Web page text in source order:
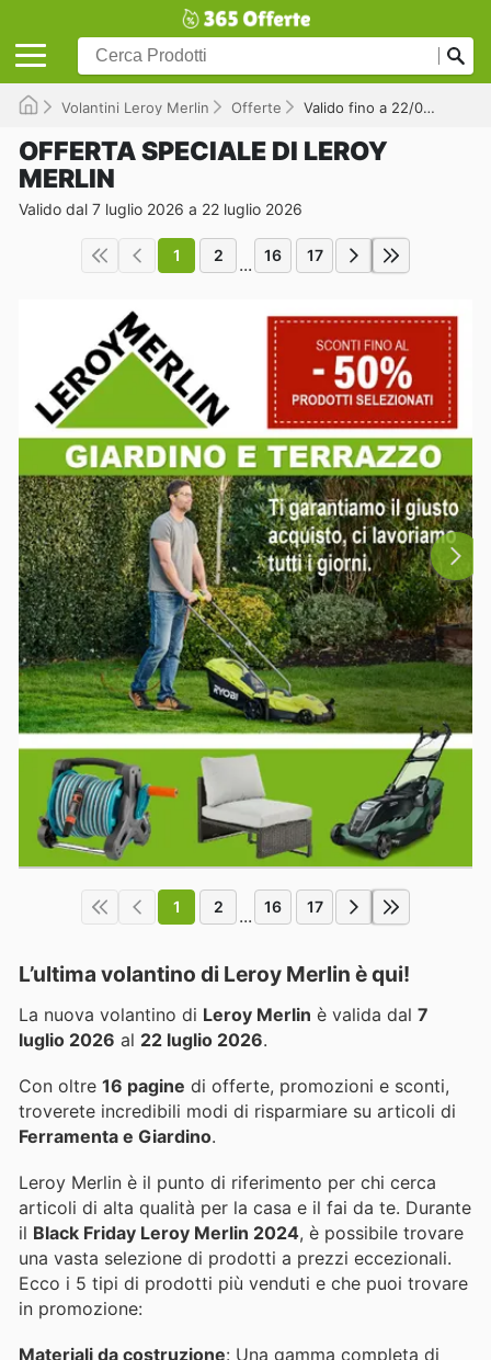
Volantini Leroy Merlin Offerte Valido fino a 22/07/2026
OFFERTA SPECIALE DI LEROY
MERLIN
Valido dal 7 luglio 2026 a 22 luglio 2026
1 2 ... 16 17
1 2 ... 16 17
L’ultima volantino di Leroy Merlin è qui!
La nuova volantino di Leroy Merlin è valida dal 7
luglio 2026 al 22 luglio 2026.
Con oltre 16 pagine di offerte, promozioni e sconti,
troverete incredibili modi di risparmiare su articoli di
Ferramenta e Giardino.
Leroy Merlin è il punto di riferimento per chi cerca
articoli di alta qualità per la casa e il fai da te. Durante
il Black Friday Leroy Merlin 2024, è possibile trovare
una vasta selezione di prodotti a prezzi eccezionali.
Ecco i 5 tipi di prodotti più venduti e che puoi trovare
in promozione:
Materiali da costruzione: Una gamma completa di